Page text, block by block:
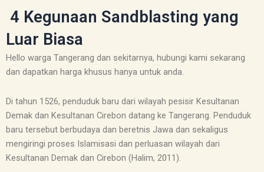
4 Kegunaan Sandblasting yang
Luar Biasa
Hello warga Tangerang dan sekitarnya, hubungi kami sekarang
dan dapatkan harga khusus hanya untuk anda.
Di tahun 1526, penduduk baru dari wilayah pesisir Kesultanan
Demak dan Kesultanan Cirebon datang ke Tangerang. Penduduk
baru tersebut berbudaya dan beretnis Jawa dan sekaligus
mengiringi proses Islamisasi dan perluasan wilayah dari
Kesultanan Demak dan Cirebon (Halim, 2011).